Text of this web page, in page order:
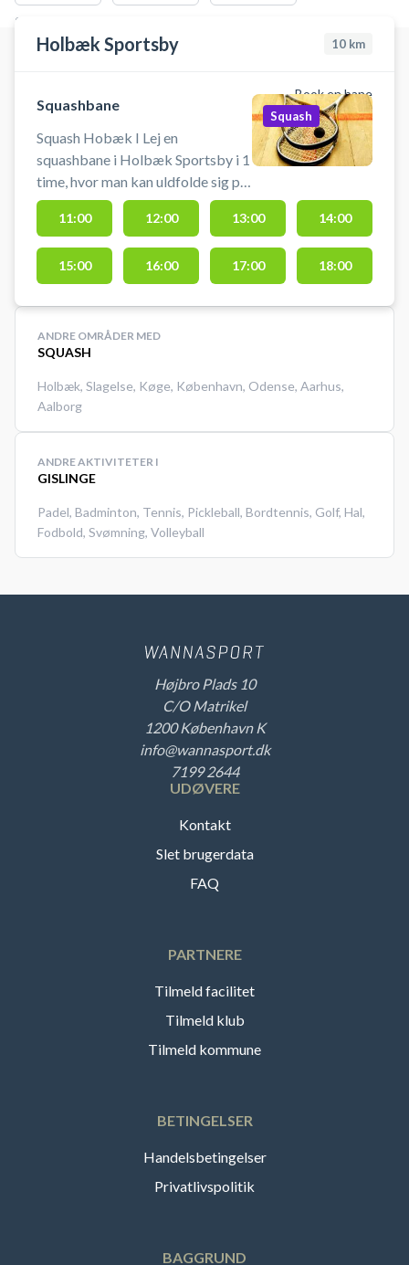
STEDER MED LEDIGE AKTIVITETER
Holbæk Sportsby 10 km
Book en bane
Squashbane
Squash Hobæk I Lej en
squashbane i Holbæk Sportsby i 1
time, hvor man kan uldfolde sig på
sportsbyens 3 squashbaner i
Holbæk. Book squashbane og spil
squash i Holbæk på en af de tre
squashbaner i Holbæk Sportsby.
bolde.
Squash
11:00 12:00 13:00 14:00
15:00 16:00 17:00 18:00
ANDRE OMRÅDER MED
SQUASH
Holbæk, Slagelse, Køge, København, Odense, Aarhus,
Aalborg
ANDRE AKTIVITETER I
GISLINGE
Padel, Badminton, Tennis, Pickleball, Bordtennis, Golf, Hal,
Fodbold, Svømning, Volleyball
Højbro Plads 10
C/O Matrikel
1200 København K
info@wannasport.dk
7199 2644
UDØVERE
Kontakt
Slet brugerdata
FAQ
PARTNERE
Tilmeld facilitet
Tilmeld klub
Tilmeld kommune
BETINGELSER
Handelsbetingelser
Privatlivspolitik
BAGGRUND